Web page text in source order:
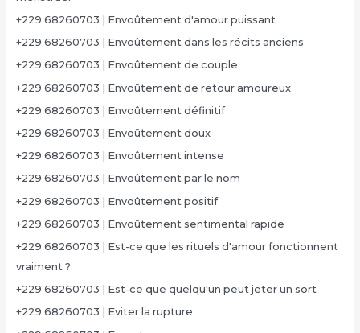
+229 68260703 | Envoûtement d'amour puissant
+229 68260703 | Envoûtement dans les récits anciens
+229 68260703 | Envoûtement de couple
+229 68260703 | Envoûtement de retour amoureux
+229 68260703 | Envoûtement définitif
+229 68260703 | Envoûtement doux
+229 68260703 | Envoûtement intense
+229 68260703 | Envoûtement par le nom
+229 68260703 | Envoûtement positif
+229 68260703 | Envoûtement sentimental rapide
+229 68260703 | Est-ce que les rituels d'amour fonctionnent
vraiment ?
+229 68260703 | Est-ce que quelqu'un peut jeter un sort
+229 68260703 | Eviter la rupture